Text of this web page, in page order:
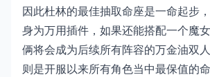
因此杜林的最佳抽取命座是一命起步
身为万用插件，如果还能搭配一个魔
俩将会成为后续所有阵容的万金油双
则是开服以来所有角色当中最保值的